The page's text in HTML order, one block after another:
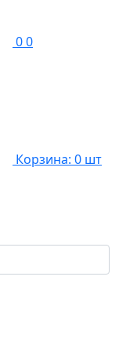
00
Корзина: 0 шт